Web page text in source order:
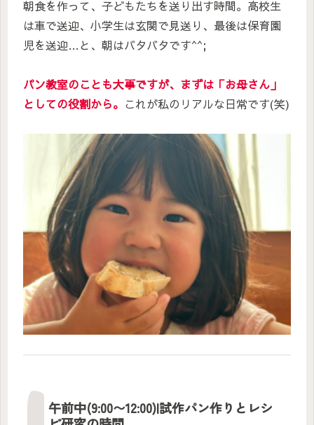
朝食を作って、子どもたちを送り出す時間。高校生
は車で送迎、小学生は玄関で見送り、最後は保育園
児を送迎…と、朝はバタバタです^^;
パン教室のことも大事ですが、まずは「お母さん」
としての役割から。 これが私のリアルな日常です(笑)
午前中(9:00〜12:00)|試作パン作りとレシ